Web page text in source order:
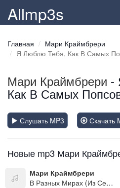
Allmp3s
Главная
Мари Краймбрери
Я Люблю Тебя, Как В Самых
Мари Краймбрери -
Как В Самых
Слушать MP3 Скачать
Новые mp3 Мари
Мари Краймбрери
В Разных Мирах (Из Сериала Проект Анна Николаевна 2)